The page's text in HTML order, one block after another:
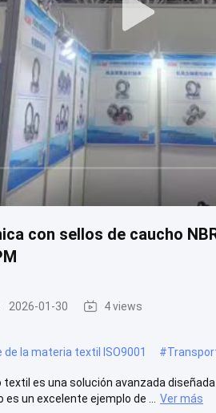
con sellos de caucho
2026-01-30 4 views
la materia textil ISO9001 #
es una solución avanzada
un excelente ejemplo de ...
Ver más